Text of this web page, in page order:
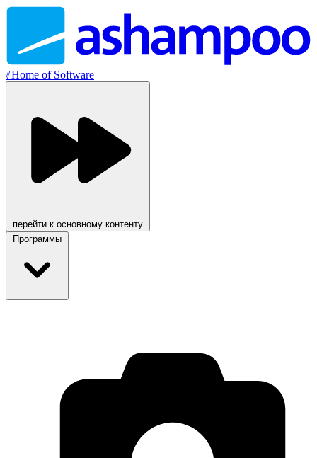
//Home of Software
перейти к основному контенту
Программы